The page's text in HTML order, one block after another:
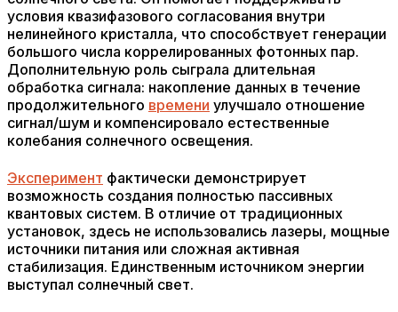
условия квазифазового согласования внутри
нелинейного кристалла, что способствует генерации
большого числа коррелированных фотонных пар.
Дополнительную роль сыграла длительная
обработка сигнала: накопление данных в течение
продолжительного времени улучшало отношение
сигнал/шум и компенсировало естественные
колебания солнечного освещения.
Эксперимент фактически демонстрирует
возможность создания полностью пассивных
квантовых систем. В отличие от традиционных
установок, здесь не использовались лазеры, мощные
источники питания или сложная активная
стабилизация. Единственным источником энергии
выступал солнечный свет.